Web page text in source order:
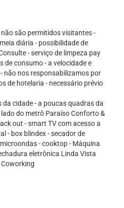
são permitidos visitantes -
diária - possibilidade de
- serviço de limpeza pay
de consumo - a velocidade e
não nos responsabilizamos por
de hotelaria - necessário prévio
cidade - a poucas quadras da
do metrô Paraíso Conforto &
out - smart TV com acesso a
- box blindex - secador de
- cooktop - Máquina
eletrônica Linda Vista